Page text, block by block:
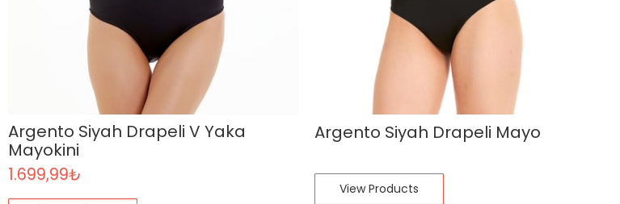
Argento Siyah Drapeli V Yaka
Mayokini
1.699,99₺
Argento Siyah Drapeli Mayo
View Products